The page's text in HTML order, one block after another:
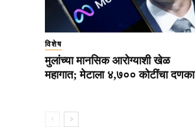
विशेष
मुलांच्या मानसिक आरोग्याशी खेळ
महागात; मेटाला ४,७०० कोटींचा दणका